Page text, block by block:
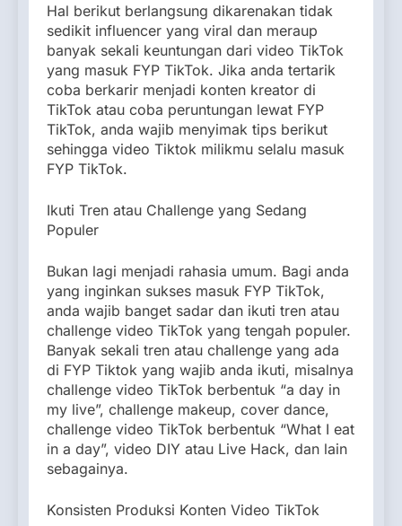
Hal berikut berlangsung dikarenakan tidak
sedikit influencer yang viral dan meraup
banyak sekali keuntungan dari video TikTok
yang masuk FYP TikTok. Jika anda tertarik
coba berkarir menjadi konten kreator di
TikTok atau coba peruntungan lewat FYP
TikTok, anda wajib menyimak tips berikut
sehingga video Tiktok milikmu selalu masuk
FYP TikTok.
Ikuti Tren atau Challenge yang Sedang
Populer
Bukan lagi menjadi rahasia umum. Bagi anda
yang inginkan sukses masuk FYP TikTok,
anda wajib banget sadar dan ikuti tren atau
challenge video TikTok yang tengah populer.
Banyak sekali tren atau challenge yang ada
di FYP Tiktok yang wajib anda ikuti, misalnya
challenge video TikTok berbentuk “a day in
my live”, challenge makeup, cover dance,
challenge video TikTok berbentuk “What I eat
in a day”, video DIY atau Live Hack, dan lain
sebagainya.
Konsisten Produksi Konten Video TikTok